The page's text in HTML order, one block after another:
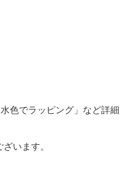
色でラッピング」など詳
います。